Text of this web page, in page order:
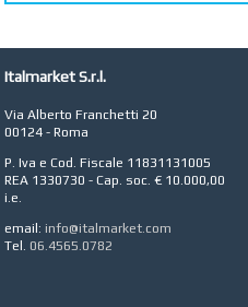
Italmarket S.r.l.
Via Alberto Franchetti 20
00124 - Roma
P. Iva e Cod. Fiscale 11831131005
REA 1330730 - Cap. soc. € 10.000,00
i.e.
email: info@italmarket.com
Tel. 06.4565.0782